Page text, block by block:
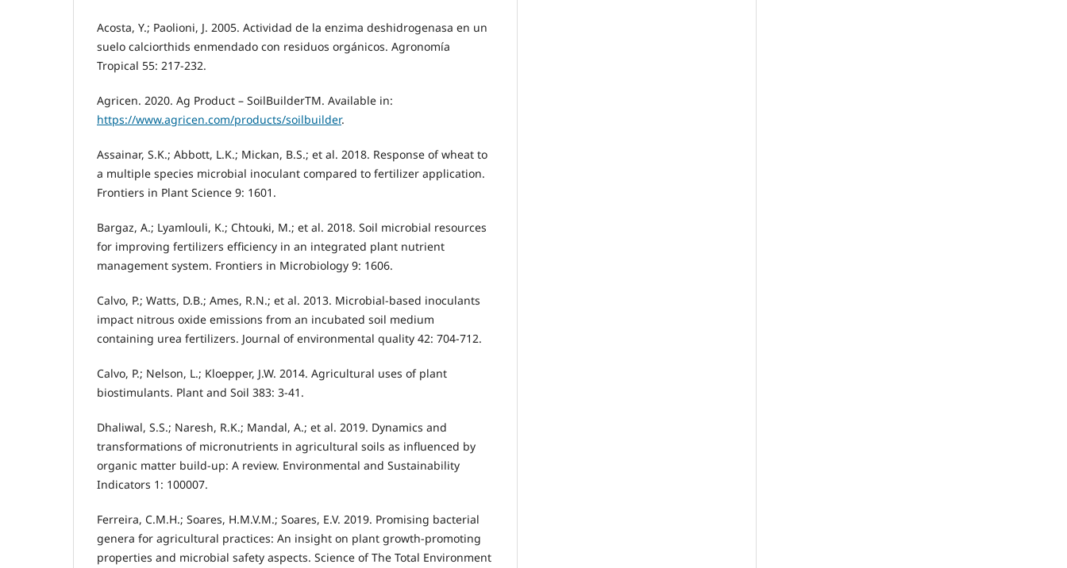
Acosta, Y.; Paolioni, J. 2005. Actividad de la enzima deshidrogenasa en un
suelo calciorthids enmendado con residuos orgánicos. Agronomía
Tropical 55: 217-232.
Agricen. 2020. Ag Product – SoilBuilderTM. Available in:
https://www.agricen.com/products/soilbuilder.
Assainar, S.K.; Abbott, L.K.; Mickan, B.S.; et al. 2018. Response of wheat to
a multiple species microbial inoculant compared to fertilizer application.
Frontiers in Plant Science 9: 1601.
Bargaz, A.; Lyamlouli, K.; Chtouki, M.; et al. 2018. Soil microbial resources
for improving fertilizers efﬁciency in an integrated plant nutrient
management system. Frontiers in Microbiology 9: 1606.
Calvo, P.; Watts, D.B.; Ames, R.N.; et al. 2013. Microbial-based inoculants
impact nitrous oxide emissions from an incubated soil medium
containing urea fertilizers. Journal of environmental quality 42: 704-712.
Calvo, P.; Nelson, L.; Kloepper, J.W. 2014. Agricultural uses of plant
biostimulants. Plant and Soil 383: 3-41.
Dhaliwal, S.S.; Naresh, R.K.; Mandal, A.; et al. 2019. Dynamics and
transformations of micronutrients in agricultural soils as inﬂuenced by
organic matter build-up: A review. Environmental and Sustainability
Indicators 1: 100007.
Ferreira, C.M.H.; Soares, H.M.V.M.; Soares, E.V. 2019. Promising bacterial
genera for agricultural practices: An insight on plant growth-promoting
properties and microbial safety aspects. Science of The Total Environment